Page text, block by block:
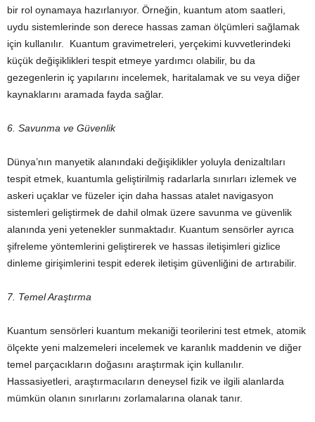
bir rol oynamaya hazırlanıyor. Örneğin, kuantum atom saatleri,
uydu sistemlerinde son derece hassas zaman ölçümleri sağlamak
için kullanılır. Kuantum gravimetreleri, yerçekimi kuvvetlerindeki
küçük değişiklikleri tespit etmeye yardımcı olabilir, bu da
gezegenlerin iç yapılarını incelemek, haritalamak ve su veya diğer
kaynaklarını aramada fayda sağlar.
6. Savunma ve Güvenlik
Dünya’nın manyetik alanındaki değişiklikler yoluyla denizaltıları
tespit etmek, kuantumla geliştirilmiş radarlarla sınırları izlemek ve
askeri uçaklar ve füzeler için daha hassas atalet navigasyon
sistemleri geliştirmek de dahil olmak üzere savunma ve güvenlik
alanında yeni yetenekler sunmaktadır. Kuantum sensörler ayrıca
şifreleme yöntemlerini geliştirerek ve hassas iletişimleri gizlice
dinleme girişimlerini tespit ederek iletişim güvenliğini de artırabilir.
7. Temel Araştırma
Kuantum sensörleri kuantum mekaniği teorilerini test etmek, atomik
ölçekte yeni malzemeleri incelemek ve karanlık maddenin ve diğer
temel parçacıkların doğasını araştırmak için kullanılır.
Hassasiyetleri, araştırmacıların deneysel fizik ve ilgili alanlarda
mümkün olanın sınırlarını zorlamalarına olanak tanır.